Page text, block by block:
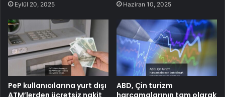
Eylül 20, 2025 Haziran 10, 2025
PeP kullanıcılarına yurt dışı
ATM’lerden ücretsiz nakit
ABD, Çin turizm
harcamalarının tam olarak